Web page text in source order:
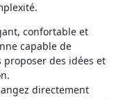
confortable et
capable de
des idées et
directement